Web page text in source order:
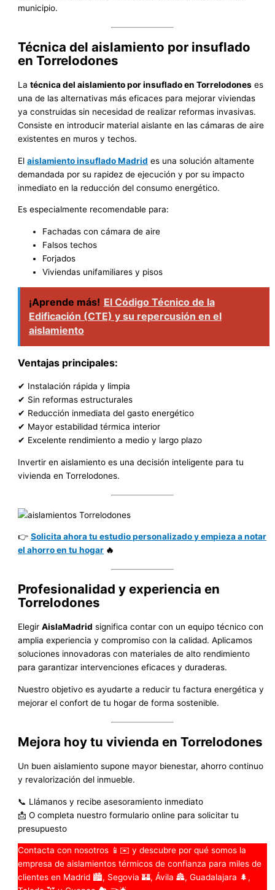
municipio.
Técnica del aislamiento por insuflado
en Torrelodones
Latécnica del aislamiento por insuflado en Torrelodones es
una de las alternativas más eficaces para mejorar viviendas
ya construidas sin necesidad de realizar reformas invasivas.
Consiste en introducir material aislante en las cámaras de aire
existentes en muros y techos.
Elaislamiento insuflado Madrid es una solución altamente
demandada por su rapidez de ejecución y por su impacto
inmediato en la reducción del consumo energético.
Es especialmente recomendable para:
Fachadas con cámara de aire
Falsos techos
Forjados
Viviendas unifamiliares y pisos
¡Aprende más! El Código Técnico de la
Edificación (CTE) y su repercusión en el
aislamiento
Ventajas principales:
✔ Instalación rápida y limpia
✔ Sin reformas estructurales
✔ Reducción inmediata del gasto energético
✔ Mayor estabilidad térmica interior
✔ Excelente rendimiento a medio y largo plazo
Invertir en aislamiento es una decisión inteligente para tu
vivienda en Torrelodones.
👉Solicita ahora tu estudio personalizado y empieza a notar
el ahorro en tu hogar 🔥
Profesionalidad y experiencia en
Torrelodones
ElegirAislaMadrid significa contar con un equipo técnico con
amplia experiencia y compromiso con la calidad. Aplicamos
soluciones innovadoras con materiales de alto rendimiento
para garantizar intervenciones eficaces y duraderas.
Nuestro objetivo es ayudarte a reducir tu factura energética y
mejorar el confort de tu hogar de forma sostenible.
Mejora hoy tu vivienda en Torrelodones
Un buen aislamiento supone mayor bienestar, ahorro continuo
y revalorización del inmueble.
📞 Llámanos y recibe asesoramiento inmediato
📩 O completa nuestro formulario online para solicitar tu
presupuesto
Contacta con nosotros 📱✉️ y descubre por qué somos la
empresa de aislamientos térmicos de confianza para miles de
clientes en Madrid 🏙️, Segovia 🏰, Ávila 🏯, Guadalajara 🌲,